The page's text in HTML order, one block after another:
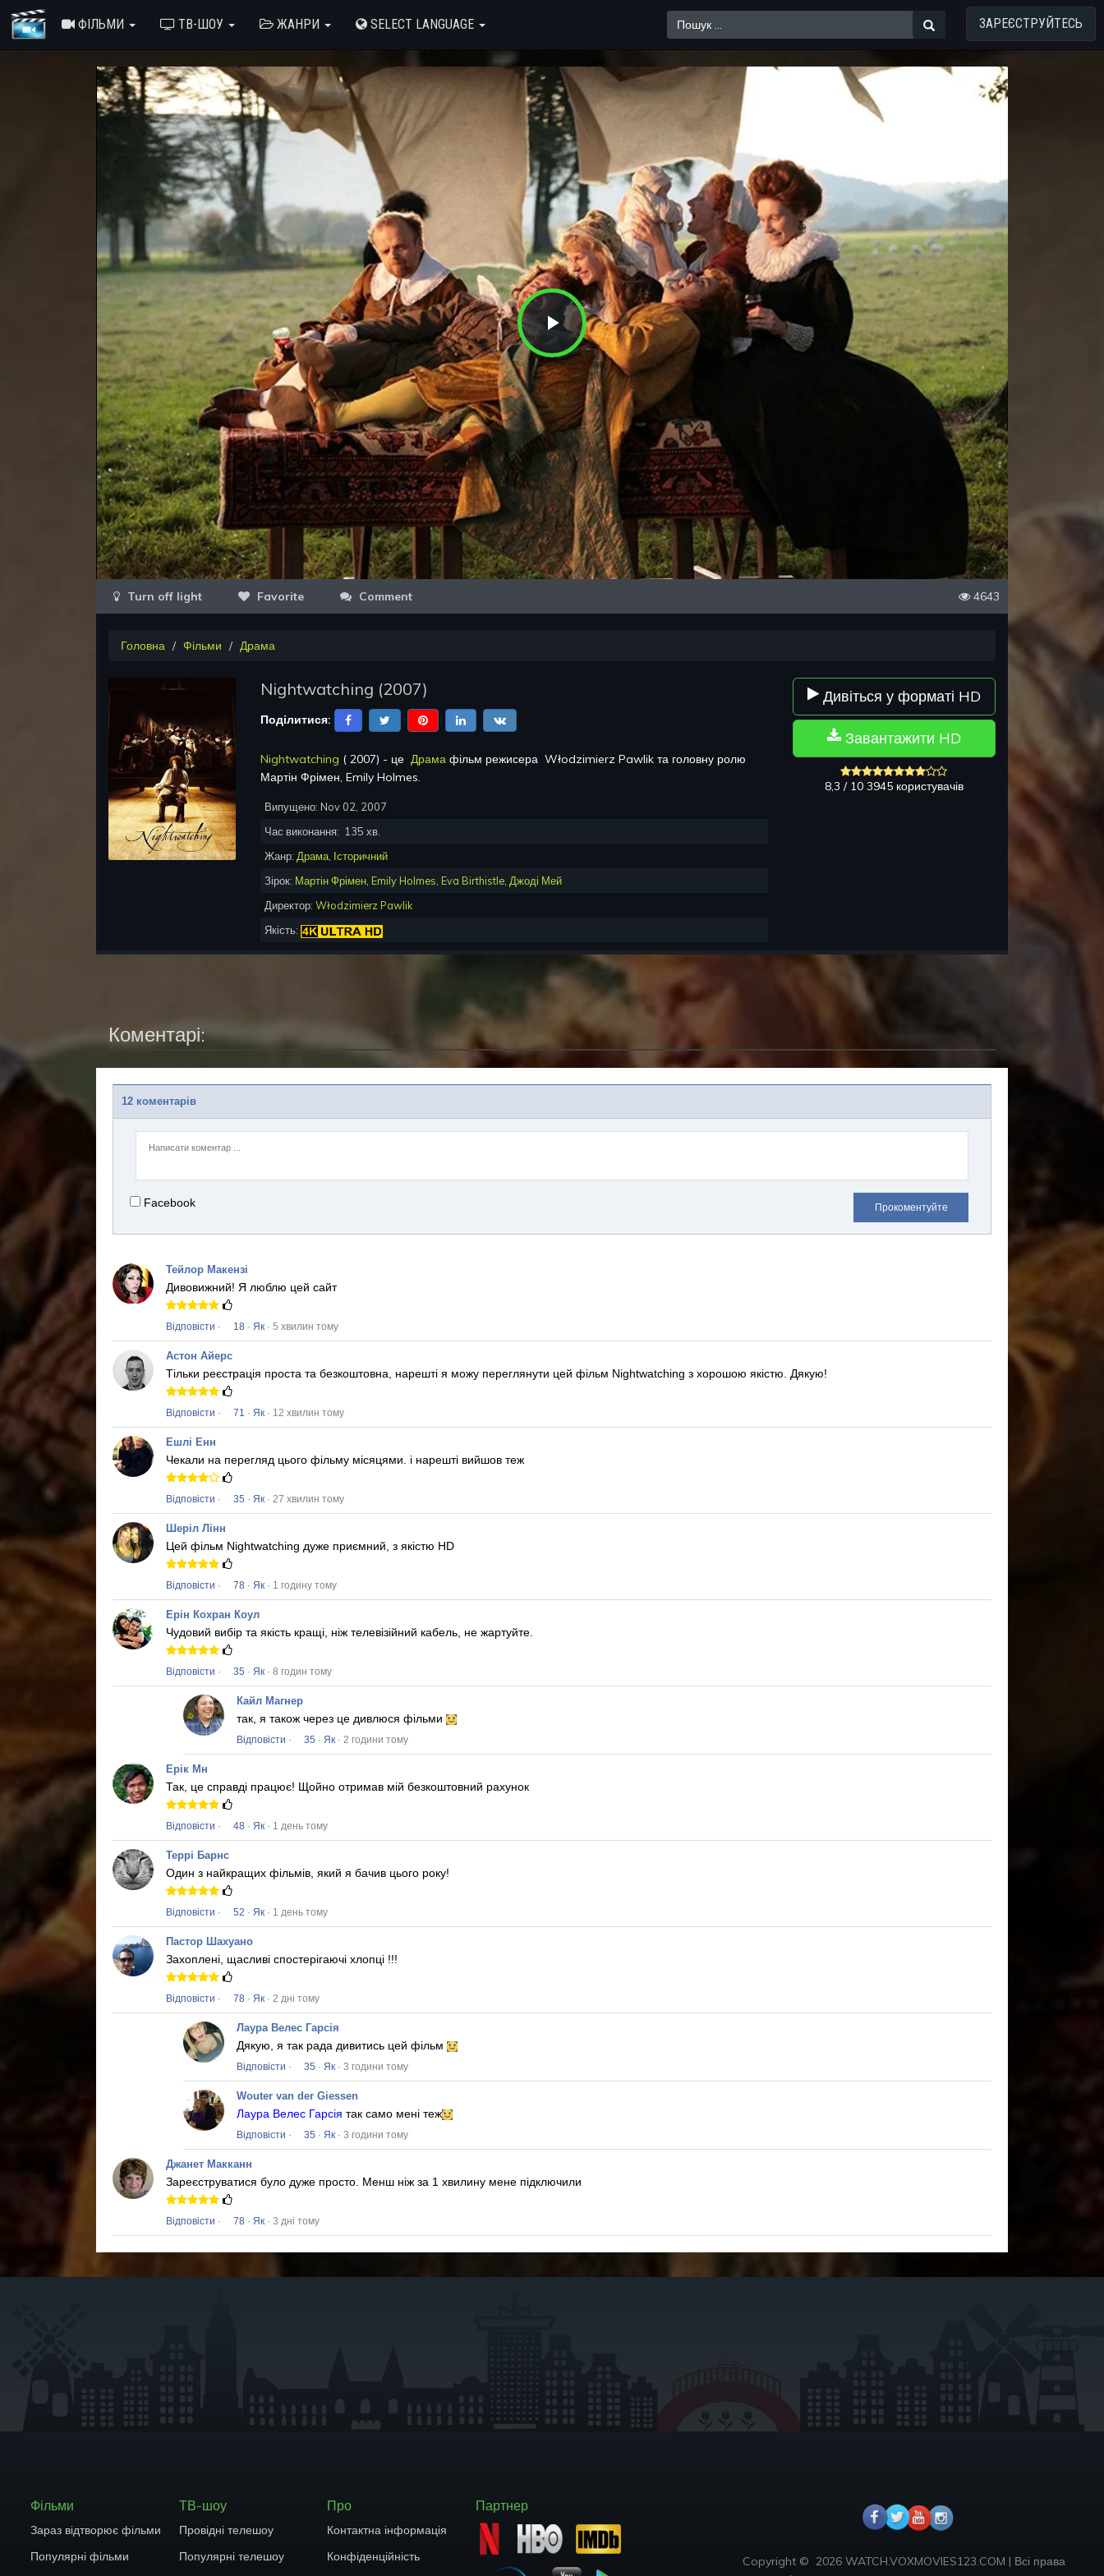
ФІЛЬМИ ТВ-ШОУ ЖАНРИ SELECT LANGUAGE ЗАРЕЄСТРУЙТЕСЬ
Play
Video
Favorite Comment 4643
Головна Фільми Драма
Nightwatching (2007)
Поділитися:
Nightwatching ( 2007) - це Драма фільм режисера Włodzimierz Pawlik та головну ролю
Мартін Фрімен, Emily Holmes.
Випущено: Nov 02, 2007
Час виконання: 135 хв.
Жанр: Драма, Історичний
Зірок: Мартін Фрімен, Emily Holmes, Eva Birthistle, Джоді Мей
Директор: Włodzimierz Pawlik
Якість:
Дивіться у форматі HD
Завантажити HD
8,3 / 10 3945 користувачів
Коментарі:
12 коментарів
Facebook Прокоментуйте
Тейлор Макензі
Дивовижний! Я люблю цей сайт
Відповісти · 18 · Як · 5 хвилин тому
Астон Айерс
Тільки реєстрація проста та безкоштовна, нарешті я можу переглянути цей фільм Nightwatching з хорошою якістю. Дякую!
Відповісти · 71 · Як · 12 хвилин тому
Ешлі Енн
Чекали на перегляд цього фільму місяцями. і нарешті вийшов теж
Відповісти · 35 · Як · 27 хвилин тому
Шеріл Лінн
Цей фільм Nightwatching дуже приємний, з якістю HD
Відповісти · 78 · Як · 1 годину тому
Ерін Кохран Коул
Чудовий вибір та якість кращі, ніж телевізійний кабель, не жартуйте.
Відповісти · 35 · Як · 8 годин тому
Кайл Магнер
так, я також через це дивлюся фільми
Відповісти · 35 · Як · 2 години тому
Ерік Мн
Так, це справді працює! Щойно отримав мій безкоштовний рахунок
Відповісти · 48 · Як · 1 день тому
Террі Барнс
Один з найкращих фільмів, який я бачив цього року!
Відповісти · 52 · Як · 1 день тому
Пастор Шахуано
Захоплені, щасливі спостерігаючі хлопці !!!
Відповісти · 78 · Як · 2 дні тому
Лаура Велес Гарсія
Дякую, я так рада дивитись цей фільм
Відповісти · 35 · Як · 3 години тому
Wouter van der Giessen
Лаура Велес Гарсія так само мені теж
Відповісти · 35 · Як · 3 години тому
Джанет Макканн
Зареєструватися було дуже просто. Менш ніж за 1 хвилину мене підключили
Відповісти · 78 · Як · 3 дні тому
Фільми
Зараз відтворює фільми
Популярні фільми
ТВ-шоу
Провідні телешоу
Популярні телешоу
Про
Контактна інформація
Конфіденційність
Партнер
Copyright © 2026 WATCH.VOXMOVIES123.COM | Всі права